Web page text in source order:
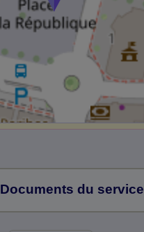
Documents du service